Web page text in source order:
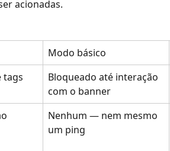
acionadas.
Modo básico
tags
Bloqueado até interação
com o banner
Nenhum — nem mesmo
um ping